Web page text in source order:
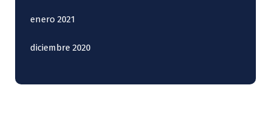
enero 2021
diciembre 2020